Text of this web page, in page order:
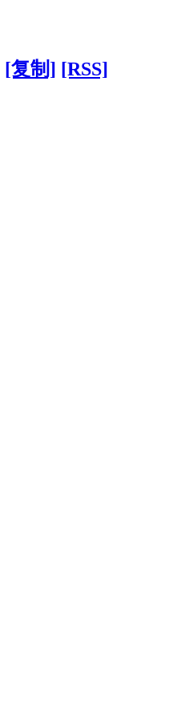
[复制] [RSS]